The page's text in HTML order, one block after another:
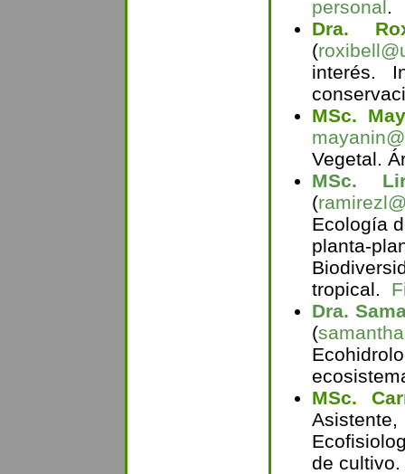
personal.
Dra.
(
interés.
MSc.
Vegetal.
MSc.
(
Ecología
planta-
tropical.
Dra.
(
MSc.
de cultivo.